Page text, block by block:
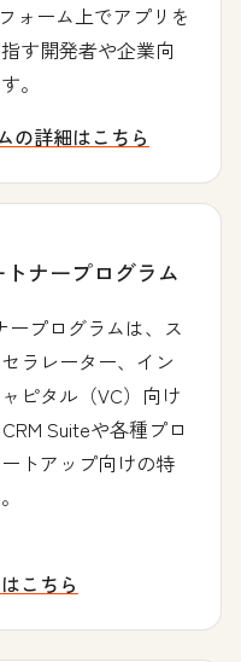
ォーム上でアプリを
す開発者や企業向
。
の詳細はこちら
ナープログラム
プログラムは、ス
ラレーター、イン
ピタル（VC）向け
Suiteや各種プロ
トアップ向けの特
こちら